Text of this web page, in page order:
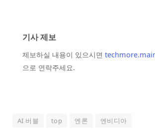
기사 제보
제보하실 내용이 있으시면
으로 연락주세요.
AI 버블 top 엔론 엔비디아